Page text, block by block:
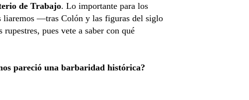
de Trabajo. Lo importante para los
liaremos —tras Colón y las figuras del siglo
pues vete a saber con qué
pareció una barbaridad histórica?